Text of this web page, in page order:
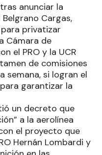
anunciar la
Cargas,
privatizar
Cámara de
el PRO y la UCR
de comisiones
semana, si logran el
garantizar la
un decreto que
a la aerolínea
el proyecto que
Hernán Lombardi y